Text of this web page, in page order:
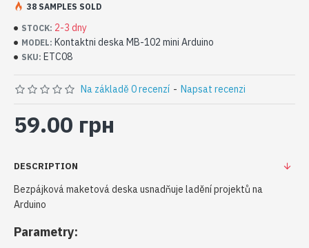
STOCK: 2-3 dny
MODEL: Kontaktni deska MB-102 mini Arduino
SKU: ETC08
38 SAMPLES SOLD
Na základě 0 recenzí - Napsat recenzi
59.00 грн
DESCRIPTION
Bezpájková maketová deska usnadňuje ladění projektů na
Arduino
Parametry: